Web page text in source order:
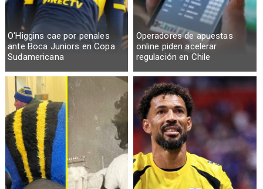
O'Higgins cae por penales
ante Boca Juniors en Copa
Sudamericana
Operadores de apuestas
online piden acelerar
regulación en Chile